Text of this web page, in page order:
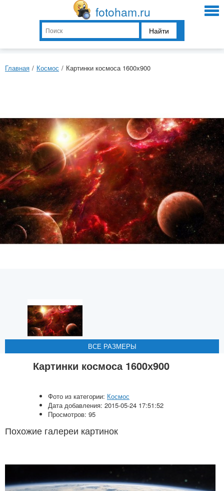
fotoham.ru
Найти
Главная / Космос / Картинки космоса 1600х900
ВСЕ РАЗМЕРЫ
ВСЕ РАЗМЕРЫ
ВСЕ РАЗМЕРЫ
ВСЕ РАЗМЕРЫ
ВСЕ РАЗМЕРЫ
Картинки космоса 1600х900
Фото из категории: Космос
Дата добавления: 2015-05-24 17:51:52
Просмотров: 95
Похожие галереи картинок